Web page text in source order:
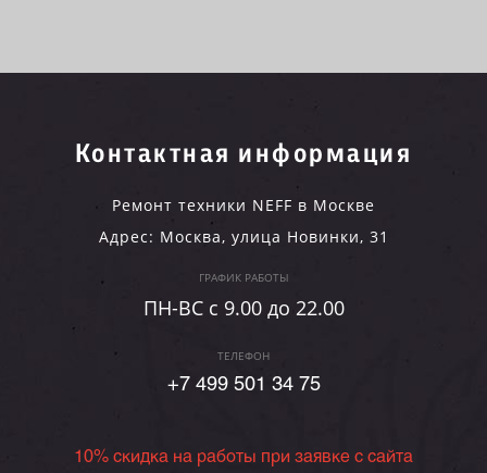
Контактная информация
Ремонт техники NEFF в Москве
Адрес: Москва, улица Новинки, 31
ГРАФИК РАБОТЫ
ПН-ВC c 9.00 до 22.00
ТЕЛЕФОН
+7 499 501 34 75
10% скидка на работы при заявке с сайта